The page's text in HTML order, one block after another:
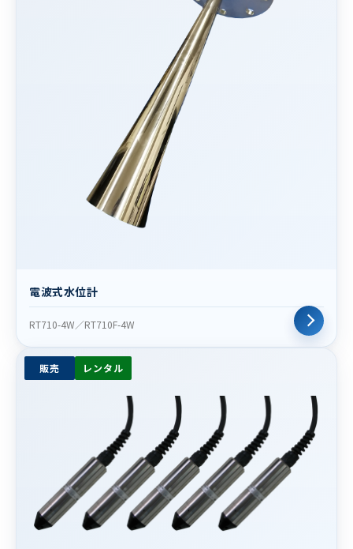
電波式水位計
RT710-4W／RT710F-4W
販売 レンタル